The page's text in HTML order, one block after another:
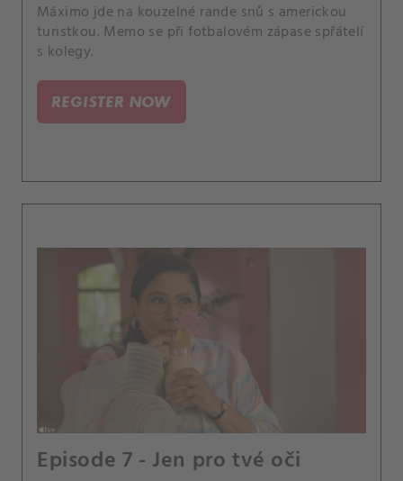
Máximo jde na kouzelné rande snů s americkou
turistkou. Memo se při fotbalovém zápase spřátelí
s kolegy.
REGISTER NOW
Episode 7 - Jen pro tvé oči